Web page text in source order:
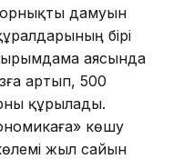
орнықты дамуын
бірі
аясында
артып, 500
құрылады.
көшу
жыл сайын